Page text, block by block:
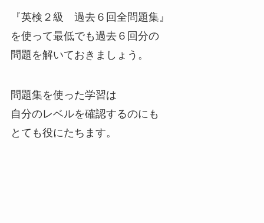
『英検２級 過去６回全問題集』
を使って最低でも過去６回分の
問題を解いておきましょう。
問題集を使った学習は
自分のレベルを確認するのにも
とても役にたちます。